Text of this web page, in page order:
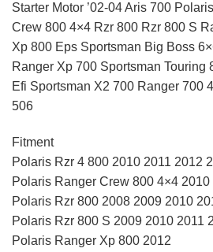
Starter Motor ’02-04 Aris 700
Crew 800 4×4 Rzr 800 Rzr 800 S
Xp 800 Eps Sportsman Big Boss
Ranger Xp 700 Sportsman Touring
Efi Sportsman X2 700 Ranger 700
506
Fitment
Polaris Rzr 4 800 2010 2011 2012
Polaris Ranger Crew 800 4×4
Polaris Rzr 800 2008 2009 2010
Polaris Rzr 800 S 2009 2010 2011
Polaris Ranger Xp 800 2012